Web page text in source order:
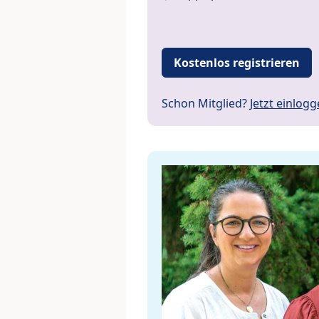
Kostenlos registrieren
Schon Mitglied? Jetzt